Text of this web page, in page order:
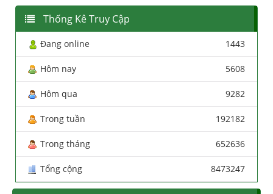
Thống Kê Truy Cập
Đang online 1443
Hôm nay 5608
Hôm qua 9282
Trong tuần 192182
Trong tháng 652636
Tổng cộng 8473247